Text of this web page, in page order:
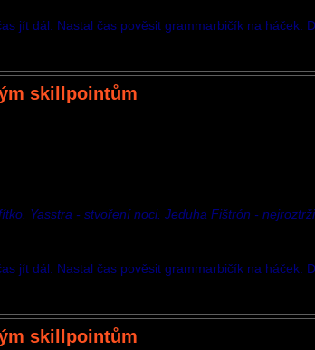
jít dál. Nastal čas pověsit grammarbičík na háček.
skillpointům
Yasstra - stvoření noci. Jeduha Fištrón -
jít dál. Nastal čas pověsit grammarbičík na háček.
skillpointům